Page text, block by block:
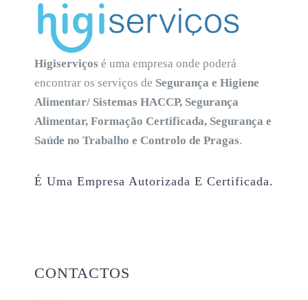
Higiserviços é uma empresa onde poderá
encontrar os serviços de Segurança e Higiene
Alimentar/ Sistemas HACCP, Segurança
Alimentar, Formação Certificada, Segurança e
Saúde no Trabalho e Controlo de Pragas.
É Uma Empresa Autorizada E Certificada.
CONTACTOS